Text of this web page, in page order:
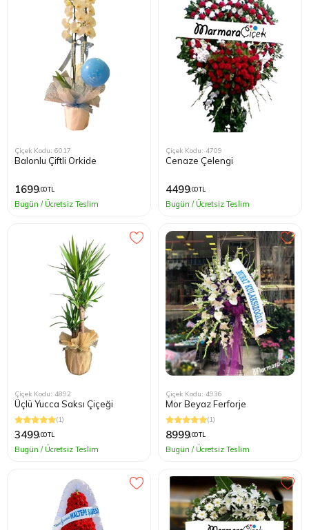
Çiçek Kodu: 6017
Balonlu Çiftli Orkide
1699,00 TL
Bugün / Ücretsiz Teslim
Çiçek Kodu: 4709
Cenaze Çelengi
4499,00 TL
Bugün / Ücretsiz Teslim
Çiçek Kodu: 4892
Üçlü Yucca Saksı Çiçeği
(1)
3499,00 TL
Bugün / Ücretsiz Teslim
Çiçek Kodu: 4936
Mor Beyaz Ferforje
(1)
8999,00 TL
Bugün / Ücretsiz Teslim
Sarıyer